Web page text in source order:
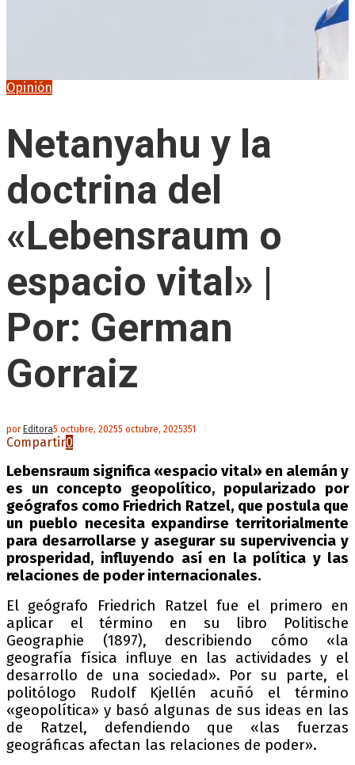
Opinión
Netanyahu y la
doctrina del
«Lebensraum o
espacio vital» |
Por: German
Gorraiz
porEditora5 octubre, 20255 octubre, 2025351
Compartir0
Lebensraum significa «espacio vital» en alemán y
es un concepto geopolítico, popularizado por
geógrafos como Friedrich Ratzel, que postula que
un pueblo necesita expandirse territorialmente
para desarrollarse y asegurar su supervivencia y
prosperidad, influyendo así en la política y las
relaciones de poder internacionales.
El geógrafo Friedrich Ratzel fue el primero en
aplicar el término en su libro Politische
Geographie (1897), describiendo cómo «la
geografía física influye en las actividades y el
desarrollo de una sociedad». Por su parte, el
politólogo Rudolf Kjellén acuñó el término
«geopolítica» y basó algunas de sus ideas en las
de Ratzel, defendiendo que «las fuerzas
geográficas afectan las relaciones de poder».